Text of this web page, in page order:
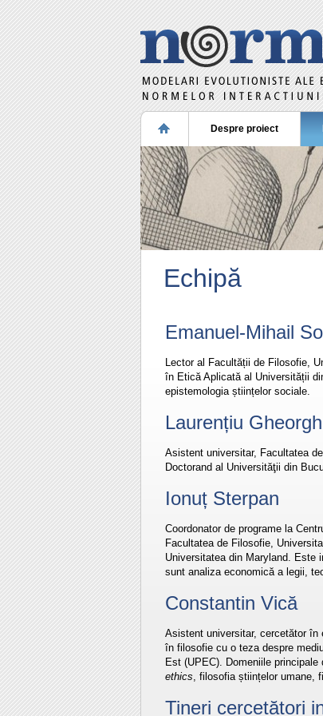
Despre proiect
Echipă
Emanuel-Mihail
Lector al Facultății de Filosofie,
în Etică Aplicată al Universității
epistemologia științelor sociale.
Laurențiu
Asistent universitar, Facultatea
Doctorand al Universităţii din
Ionuț Sterpan
Coordonator de programe la
Facultatea de Filosofie,
Universitatea din Maryland. Este
sunt analiza economică a legii,
Constantin Vică
Asistent universitar, cercetător în
în filosofie cu o teza despre
Est (UPEC). Domeniile
ethics, filosofia științelor umane,
Tineri cercetători